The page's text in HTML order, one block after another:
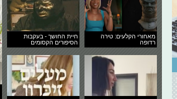
מאחורי הקלעים: טירה
רדופה
חיית החושך - בעקבות
הסיפורים הקסומים